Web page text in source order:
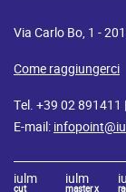
Via Carlo Bo, 1 -
Come raggiungerci
Tel. +39 02
E-mail:
iulm
cut
iulm
master x